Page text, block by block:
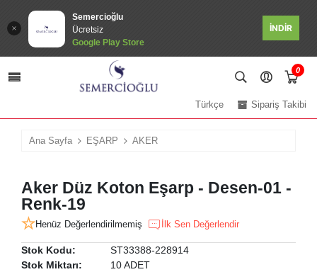
Semercioğlu
Ücretsiz
Google Play Store
İNDİR
0
Sipariş Takibi
Türkçe
Ana Sayfa EŞARP AKER
Aker Düz Koton Eşarp - Desen-01 -
Renk-19
Henüz Değerlendirilmemiş İlk Sen Değerlendir
Stok Kodu:
ST33388-228914
Stok Miktarı:
10 ADET